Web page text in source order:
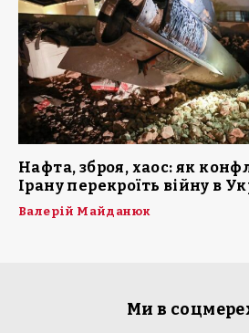
Нафта, зброя, хаос: як
Ірану перекроїть війну в
Валерій Майданюк
Ми в